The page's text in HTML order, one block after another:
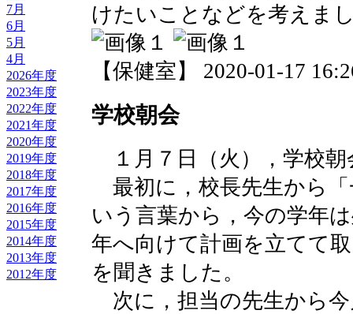
7月
6月
5月
4月
2026年度
2023年度
2022年度
2021年度
2020年度
2019年度
2018年度
2017年度
2016年度
2015年度
2014年度
2013年度
2012年度
けたいことなどを考えま
【保健室】 2020-01-17
学校朝会
１月７日（火），学校
最初に，校長先生から
いう言葉から，今の学年
年へ向けて計画を立てて
を聞きました。
次に，担当の先生から